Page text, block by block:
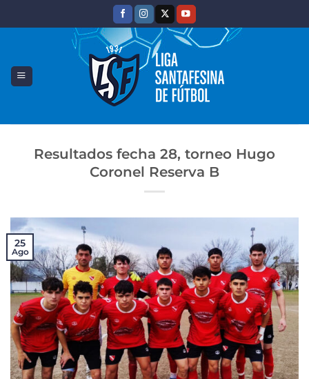
Resultados fecha 28, torneo Hugo
Coronel Reserva B
25
Ago